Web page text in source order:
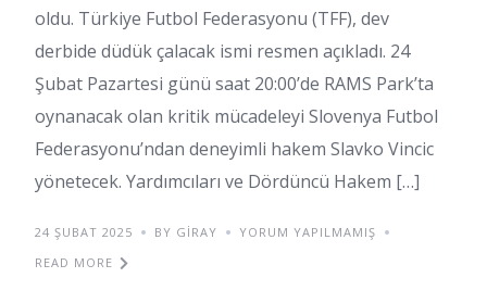
oldu. Türkiye Futbol Federasyonu (TFF), dev
derbide düdük çalacak ismi resmen açıkladı. 24
Şubat Pazartesi günü saat 20:00’de RAMS Park’ta
oynanacak olan kritik mücadeleyi Slovenya Futbol
Federasyonu’ndan deneyimli hakem Slavko Vincic
yönetecek. Yardımcıları ve Dördüncü Hakem […]
24 ŞUBAT 2025 BY GIRAY
YORUM YAPILMAMIŞ
READ MORE